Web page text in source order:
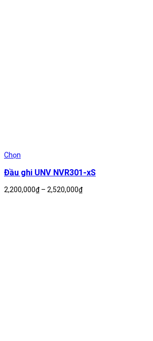
Chọn
Đầu ghi UNV NVR301-xS
2,200,000₫ – 2,520,000₫Khoảng